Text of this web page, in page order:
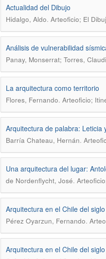
Actualidad del Dibujo
Hidalgo, Aldo. Arteoficio; El
Análisis de vulnerabilidad
Panay, Monserrat; Torres,
La arquitectura como territorio
Flores, Fernando. Arteoficio;
Arquitectura de palabra: Leticia
Barría Chateau, Hernán.
Una arquitectura del lugar:
de Nordenflycht, José.
Arquitectura en el Chile del
Pérez Oyarzun, Fernando.
Arquitectura en el Chile del